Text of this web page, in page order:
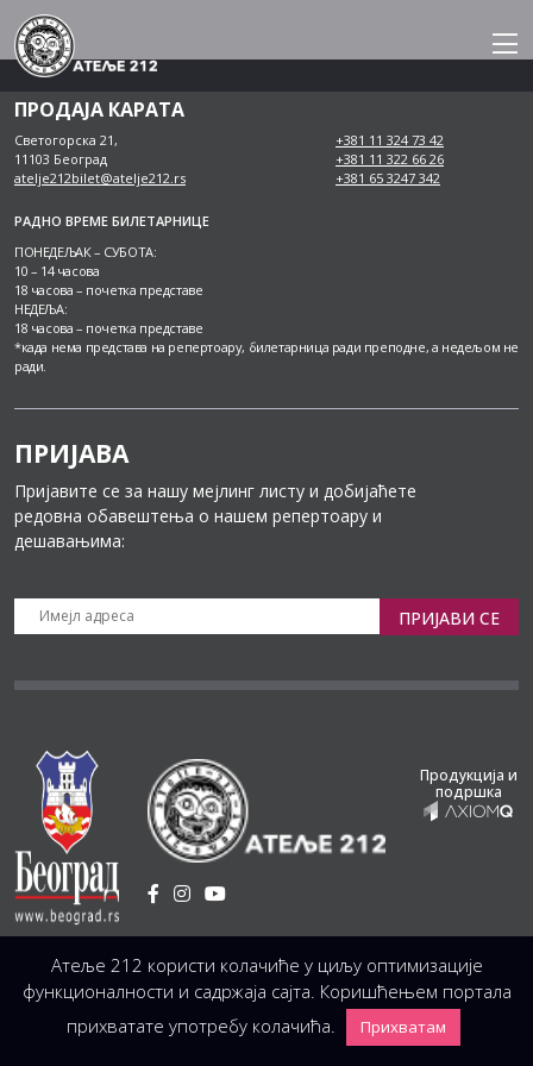
Skip
to
content
ПРОДАЈА КАРАТА
Светогорска 21,
11103 Београд
atelje212bilet@atelje212.rs
+381 11 324 73 42
+381 11 322 66 26
+381 65 3247 342
РАДНО ВРЕМЕ БИЛЕТАРНИЦЕ
ПОНЕДЕЉАК – СУБОТА:
10 – 14 часова
18 часова – почетка представе
НЕДЕЉА:
18 часова – почетка представе
*када нема представа на репертоару, билетарница ради преподне, а недељом не
ради.
ПРИЈАВА
Пријавите се за нашу мејлинг листу и добијаћете
редовна обавештења о нашем репертоару и
дешавањима:
ПРИЈАВИ СЕ
Установа Културе / Светогорска 21, 11103 Београд, Србија
Централа (управа, организација, администрација, рачуноводство, техника)
+381 11 3246 146;
+381 11 3246 147 |office@atelje212.rs
Продукција и
подршка
Сва Права Задржана © 2026 Позориште Атеља 212
Атеље 212 користи колачиће у циљу оптимизације
функционалности и садржаја сајта. Коришћењем портала
прихватате употребу колачића.
Прихватам